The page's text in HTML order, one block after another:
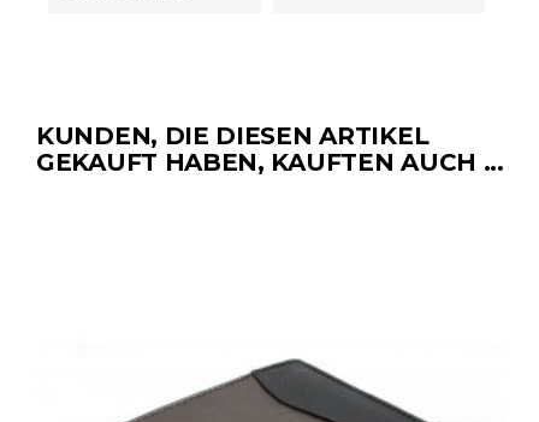
KUNDEN, DIE DIESEN ARTIKEL
GEKAUFT HABEN, KAUFTEN AUCH ...